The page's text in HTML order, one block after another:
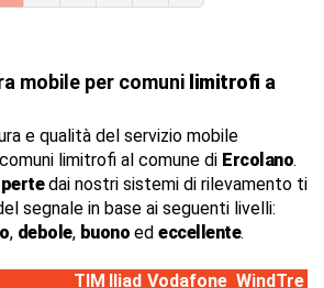
mobile per comuni limitrofi a
e qualità del servizio mobile
limitrofi al comune di Ercolano.
dai nostri sistemi di rilevamento ti
segnale in base ai seguenti livelli:
, debole, buono ed eccellente.
TIM Iliad Vodafone WindTre